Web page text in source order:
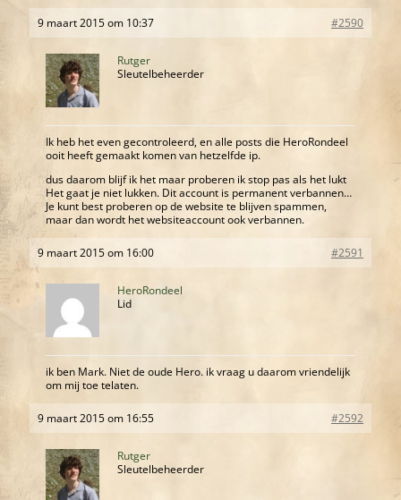
9 maart 2015 om 10:37 #2590
Rutger
Sleutelbeheerder
Ik heb het even gecontroleerd, en alle posts die HeroRondeel
ooit heeft gemaakt komen van hetzelfde ip.
dus daarom blijf ik het maar proberen ik stop pas als het lukt
Het gaat je niet lukken. Dit account is permanent verbannen…
Je kunt best proberen op de website te blijven spammen,
maar dan wordt het websiteaccount ook verbannen.
9 maart 2015 om 16:00 #2591
HeroRondeel
Lid
ik ben Mark. Niet de oude Hero. ik vraag u daarom vriendelijk
om mij toe telaten.
9 maart 2015 om 16:55 #2592
Rutger
Sleutelbeheerder